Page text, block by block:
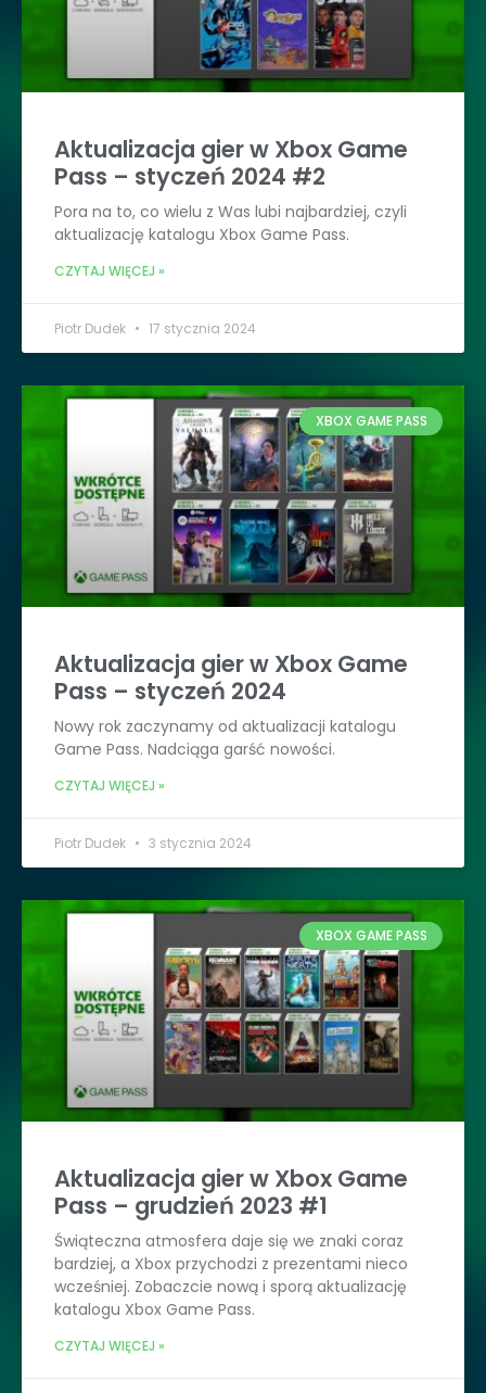
Aktualizacja gier w Xbox Game
Pass – styczeń 2024 #2
Pora na to, co wielu z Was lubi najbardziej, czyli
aktualizację katalogu Xbox Game Pass.
CZYTAJ WIĘCEJ »
Piotr Dudek 17 stycznia 2024
XBOX GAME PASS
Aktualizacja gier w Xbox Game
Pass – styczeń 2024
Nowy rok zaczynamy od aktualizacji katalogu
Game Pass. Nadciąga garść nowości.
CZYTAJ WIĘCEJ »
Piotr Dudek 3 stycznia 2024
XBOX GAME PASS
Aktualizacja gier w Xbox Game
Pass – grudzień 2023 #1
Świąteczna atmosfera daje się we znaki coraz
bardziej, a Xbox przychodzi z prezentami nieco
wcześniej. Zobaczcie nową i sporą aktualizację
katalogu Xbox Game Pass.
CZYTAJ WIĘCEJ »